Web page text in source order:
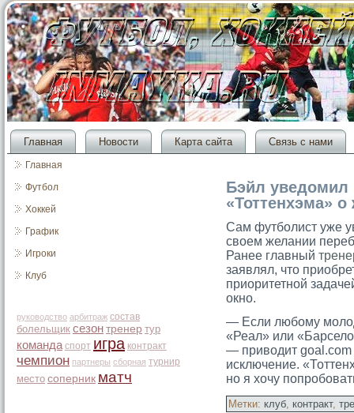
Главная Новости Карта сайта Связь с нами
Главная
Футбол
Хоккей
График
Игроки
Клуб
руководство арбитраж состав
болельщик сезон тренер тур
команда спорт игра контракт
чемпион партнеры сборная турнир
место соперник матч
Бэйл уведомил
«Тоттенхэма»
Сам футболист уже
своем желании
Ранее главный
заявлял, что
приоритетной
окно.
— Если любому
«Реал» или
— приводит
исключение.
но я хочу
Метки: клуб, контракт,